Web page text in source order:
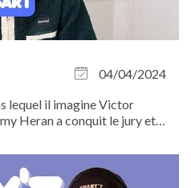
04/04/2024
lequel il imagine Victor
Heran a conquit le jury et